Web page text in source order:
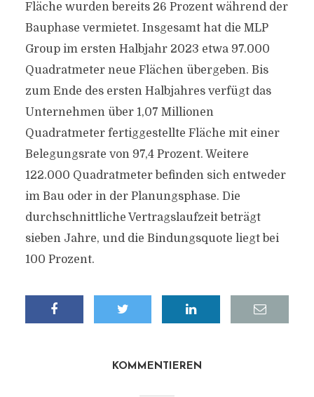
Fläche wurden bereits 26 Prozent während der
Bauphase vermietet. Insgesamt hat die MLP
Group im ersten Halbjahr 2023 etwa 97.000
Quadratmeter neue Flächen übergeben. Bis
zum Ende des ersten Halbjahres verfügt das
Unternehmen über 1,07 Millionen
Quadratmeter fertiggestellte Fläche mit einer
Belegungsrate von 97,4 Prozent. Weitere
122.000 Quadratmeter befinden sich entweder
im Bau oder in der Planungsphase. Die
durchschnittliche Vertragslaufzeit beträgt
sieben Jahre, und die Bindungsquote liegt bei
100 Prozent.
KOMMENTIEREN